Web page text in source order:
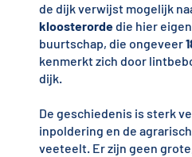
de dijk verwijst mogelijk
kloosterordedie hier
buurtschap, die ongeveer
kenmerkt zich door
dijk.
De geschiedenis is sterk
inpoldering en de
veeteelt. Er zijn geen